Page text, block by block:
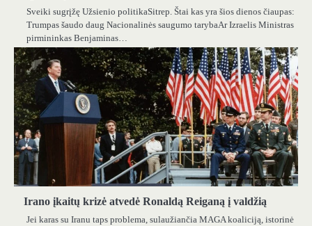
Sveiki sugrįžę Užsienio politikaSitrep. Štai kas yra šios dienos čiaupas:
Trumpas šaudo daug Nacionalinės saugumo tarybaAr Izraelis Ministras
pirmininkas Benjaminas…
Irano įkaitų krizė atvedė Ronaldą Reiganą į valdžią
Jei karas su Iranu taps problema, sulaužiančia MAGA koaliciją, istorinė